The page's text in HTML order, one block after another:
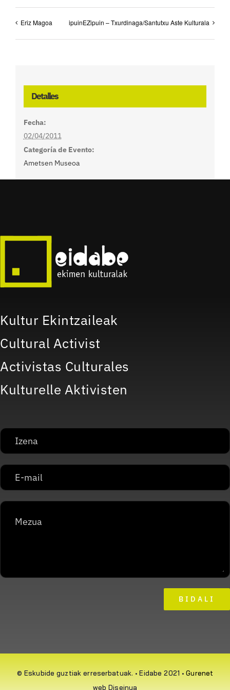
Eriz Magoa ipuinEZipuin – Txurdinaga/Santutxu Aste Kulturala
Detalles
Fecha:
02/04/2011
Categoría de Evento:
Ametsen Museoa
Kultur Ekintzaileak
Cultural Activist
Activistas Culturales
Kulturelle Aktivisten
BIDALI
© Eskubide guztiak erreserbatuak. • Eidabe 2021 •Gurenet
web Diseinua